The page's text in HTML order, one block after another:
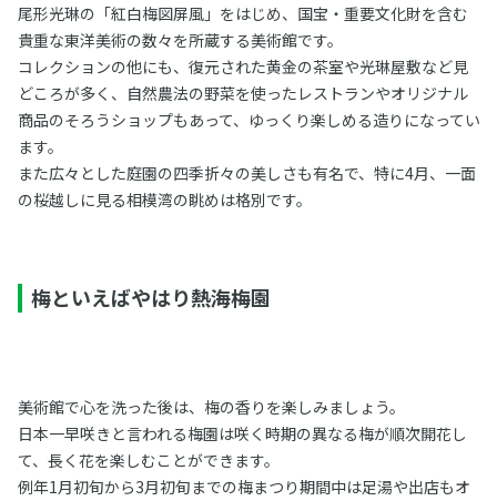
尾形光琳の「紅白梅図屏風」をはじめ、国宝・重要文化財を含む
貴重な東洋美術の数々を所蔵する美術館です。
コレクションの他にも、復元された黄金の茶室や光琳屋敷など見
どころが多く、自然農法の野菜を使ったレストランやオリジナル
商品のそろうショップもあって、ゆっくり楽しめる造りになってい
ます。
また広々とした庭園の四季折々の美しさも有名で、特に4月、一面
の桜越しに見る相模湾の眺めは格別です。
梅といえばやはり熱海梅園
美術館で心を洗った後は、梅の香りを楽しみましょう。
日本一早咲きと言われる梅園は咲く時期の異なる梅が順次開花し
て、長く花を楽しむことができます。
例年1月初旬から3月初旬までの梅まつり期間中は足湯や出店もオ